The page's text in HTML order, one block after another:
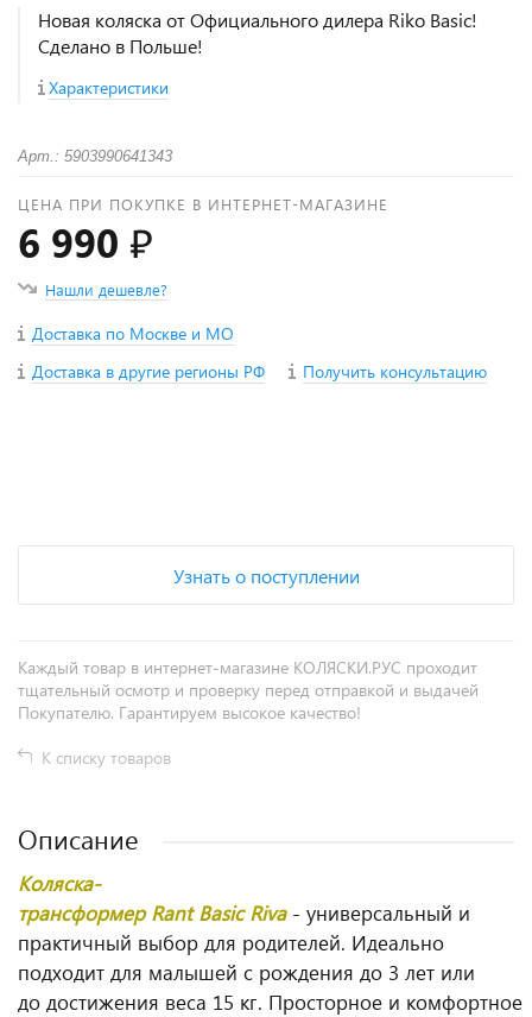
Новая коляска от Официального дилера Riko Basic!
Сделано в Польше!
Характеристики
Арт.: 5903990641343
ЦЕНА ПРИ ПОКУПКЕ В ИНТЕРНЕТ-МАГАЗИНЕ
6 990 ₽
Нашли дешевле?
Доставка по Москве и МО
Доставка в другие регионы РФ
Получить консультацию
Узнать о поступлении
Каждый товар в интернет-магазине КОЛЯСКИ.РУС проходит
тщательный осмотр и проверку перед отправкой и выдачей
Покупателю. Гарантируем высокое качество!
К списку товаров
Описание
Коляска-
трансформер Rant Basic Riva- универсальный и
практичный выбор для родителей. Идеально
подходит для малышей с рождения до 3 лет или
до достижения веса 15 кг. Просторное и комфортное